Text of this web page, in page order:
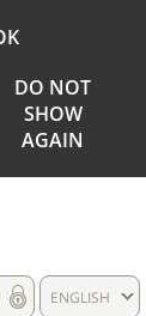
DO NOT
SHOW
AGAIN
ENGLISH